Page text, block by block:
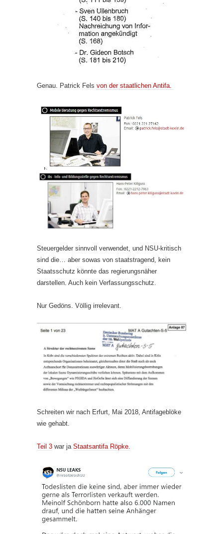
Genau. Patrick Fels von der staatlichen Antifa.
Steuergelder sinnvoll verwendet, und NSU-kritisch
sind die… aber sowas von staatstragend, kein
Staatsschutz könnte das regierungsnäher
darstellen. Auch kein Verfassungsschutz.
Nur Gedöns. Völlig irrelevant.
Schreiten wir nach Erfurt, Mai 2018, Antifageblöke
wie gehabt.
Teil 3 war ja Staatsantifa Röpke.